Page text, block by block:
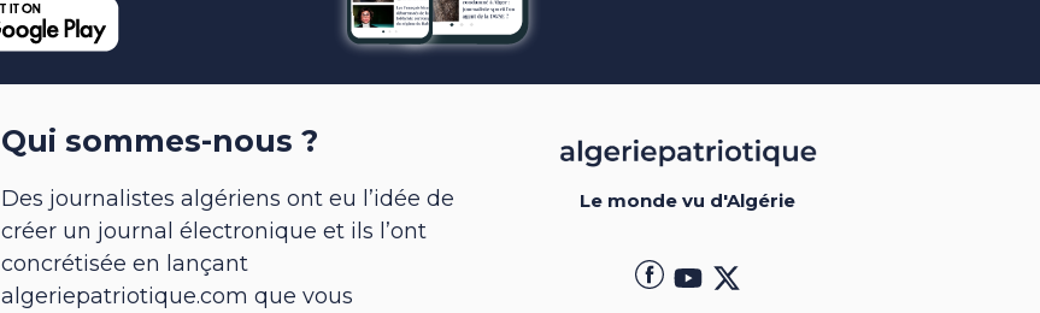
Qui sommes-nous ?
Des journalistes algériens ont eu l’idée de
créer un journal électronique et ils l’ont
concrétisée en lançant
algeriepatriotique.com que vous
Le monde vu d'Algérie